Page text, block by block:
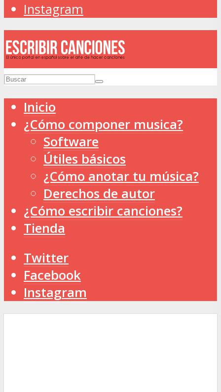
Instagram
Inicio
¿Cómo componer musica?
Software
Útiles básicos
¿Cómo anotar tu música?
Derechos de autor
¿Cómo escribir canciones?
Tienda
Twitter
Facebook
Instagram